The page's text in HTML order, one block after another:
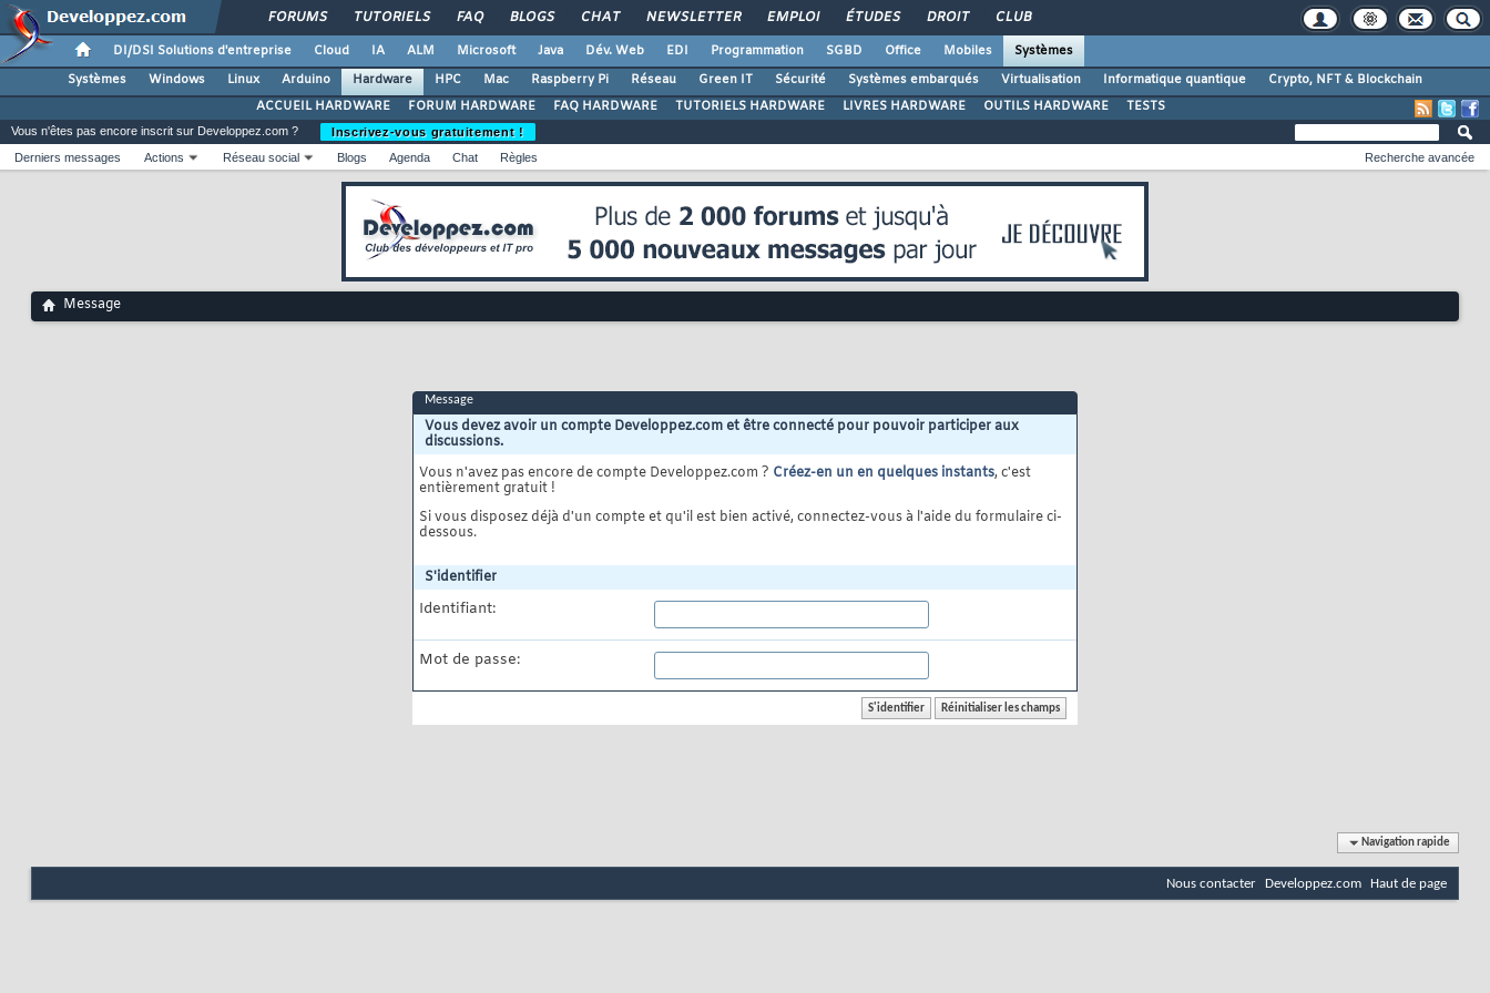
FORUMS TUTORIELS FAQ BLOGS CHAT NEWSLETTER EMPLOI ÉTUDES DROIT CLUB
DI/DSI Solutions d'entreprise Cloud IA ALM Microsoft Java Dév. Web EDI Programmation SGBD Office Mobiles
Systèmes
Systèmes
Windows Linux Arduino Hardware HPC Mac Raspberry Pi Réseau Green IT Sécurité Systèmes embarqués Virtualisation Informatique quantique
Crypto, NFT & Blockchain
ACCUEIL HARDWARE
FORUM HARDWARE FAQ HARDWARE TUTORIELS HARDWARE LIVRES HARDWARE OUTILS HARDWARE TESTS
Vous n'êtes pas encore inscrit sur Developpez.com ?
Inscrivez-vous gratuitement !
Derniers messages
Actions Réseau social Blogs Agenda Chat Règles Recherche avancée
Message
Message
Vous devez avoir un compte Developpez.com et être connecté pour pouvoir participer aux
discussions.
Vous n'avez pas encore de compte Developpez.com ? Créez-en un en quelques instants, c'est
entièrement gratuit !
Si vous disposez déjà d'un compte et qu'il est bien activé, connectez-vous à l'aide du formulaire ci-
dessous.
S'identifier
Identifiant:
Mot de passe:
Navigation rapide
Nous contacter Developpez.com Haut de page